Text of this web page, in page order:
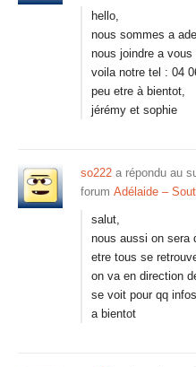
hello,
nous sommes a
nous joindre a vous
voila notre tel : 04
peu etre à bientot,
jérémy et sophie
so222 a répondu au
forum Adélaide –
salut,
nous aussi on sera
etre tous se
on va en direction
se voit pour qq
a bientot